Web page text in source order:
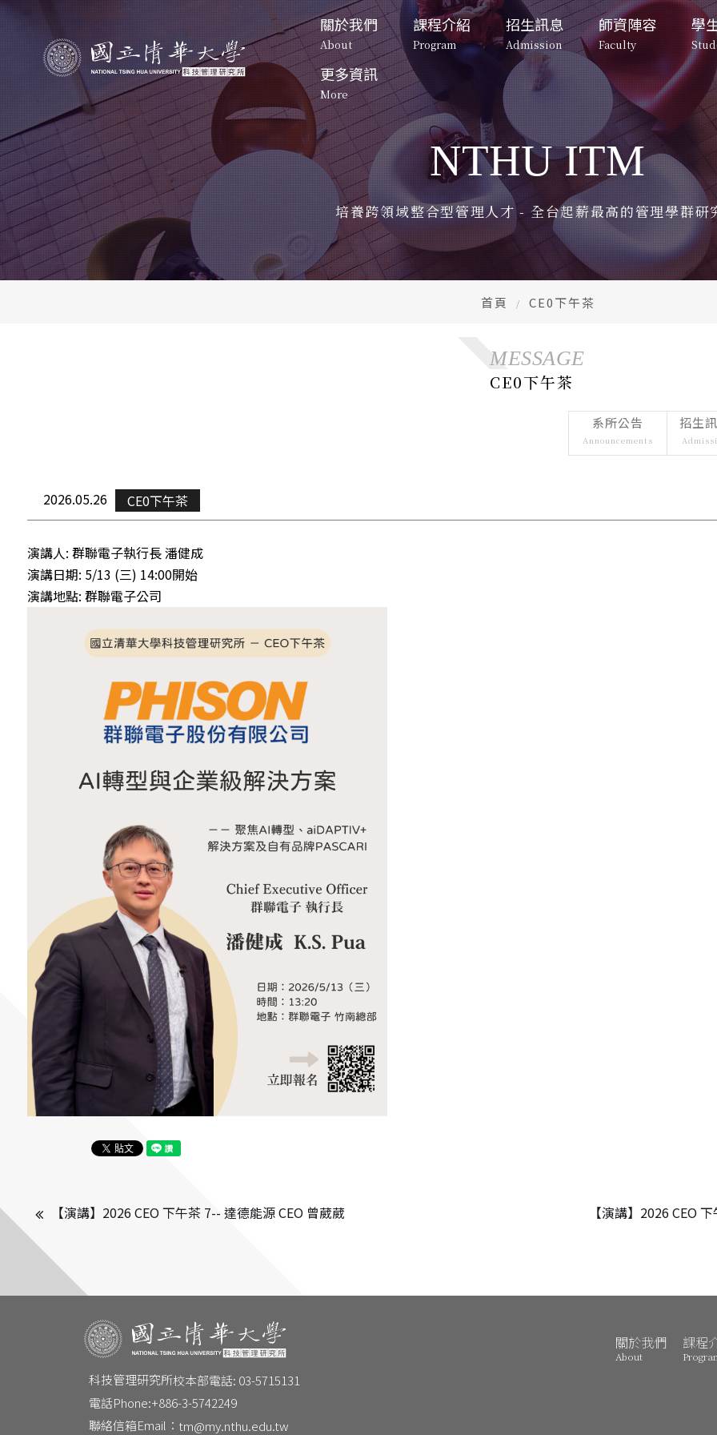
關於我們
About
起源
Origin
發展方向
Development
未來展望
Future Prospect
課程介紹
Program
碩士班
Master's Program
博士班-一般組
Doctoral Program
博士班-產業組
Doctoral Industry
特色課程
招生訊息
Admission
碩士班招生
Master's Program
Admissions
博士班招生
Doctoral Program
Admissions
師資陣容
Faculty
專任教師
Full-Time Professors
退休教師
Retired Faculty
行政人員
Administrative Staff
學
校
在
兩岸
CEO
倫理
更多資訊
More
資訊公告
News
活動照片
Event Photos
清大校園地圖
NTHU Map
關於我們
About
起源
Origin
發展方向
Development
未來展望
Future Prospect
課程特色
Program
碩士班
Master's
Program
課程地圖
Curriculum
特色課程
Unique courses
博士班-一般組
Doctoral
Program
Curriculum
博班學生
Students
招生訊息
Admission
碩士班招生
Master's
Program
Admissions
課程規劃
Curriculum
Planning
修業規定
Graduation Rules
博士班招生
Doctoral
Program
Admissions
課程規劃
Curriculum
Planning
Graduation Rules
入學時程與管道
系所成員
Faculty
專任教師
Full-Time Professors
退休教師
Retired Faculty
行政人員
Administrative Staff
學生專
Student
重要日程
Important
校園與宿
Campus
在校生動
Student
兩岸清
Tsing Hua
Space
倫理個
賽
ESG
National Tsing Hua University © Copyright All Rights Reserved.
NTHU ITM
培養跨領域整合型管理人才 - 全台起薪最高的管理學群研
首頁 CE0下午茶
MESSAGE
CE0下午茶
系所公告
Announcements
招生
2026.05.26 CE0下午茶
演講人: 群聯電子執行長 潘健成
演講日期: 5/13 (三) 14:00開始
演講地點: 群聯電子公司
【演講】2026 CEO 下午茶 7-- 達德能源 CEO 曾葳葳 【演講】2026 CEO
科技管理研究所校本部電話: 03-5715131
電話Phone:+886-3-5742249
聯絡信箱Email： tm@my.nthu.edu.tw
關於我們
About
課程